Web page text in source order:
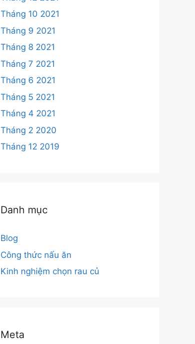
Tháng 10 2021
Tháng 9 2021
Tháng 8 2021
Tháng 7 2021
Tháng 6 2021
Tháng 5 2021
Tháng 4 2021
Tháng 2 2020
Tháng 12 2019
Danh mục
Blog
Công thức nấu ăn
Kinh nghiệm chọn rau củ
Meta